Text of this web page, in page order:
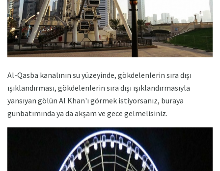
Al-Qasba kanalının su yüzeyinde, gökdelenlerin sıra dışı
ışıklandırması, gökdelenlerin sıra dışı ışıklandırmasıyla
yansıyan gölün Al Khan'ı görmek istiyorsanız, buraya
günbatımında ya da akşam ve gece gelmelisiniz.